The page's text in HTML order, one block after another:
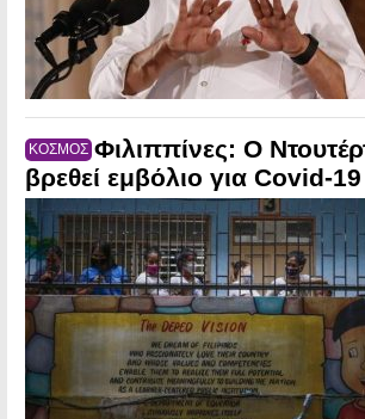
ΚΟΣΜΟΣ Φιλιππίνες: O
βρεθεί εμβόλιο για Covid-19